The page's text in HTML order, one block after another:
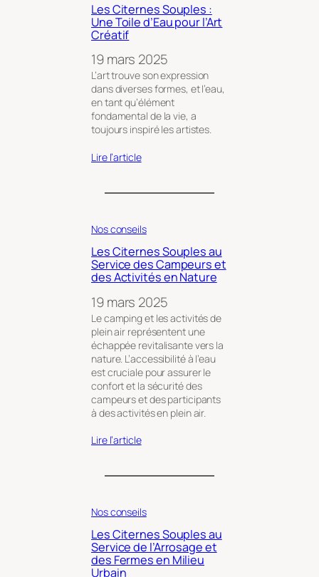
Les Citernes Souples :
Une Toile d’Eau pour l’Art
Créatif
19 mars 2025
L’art trouve son expression
dans diverses formes, et l’eau,
en tant qu’élément
fondamental de la vie, a
toujours inspiré les artistes.
Lire l’article
Nos conseils
Les Citernes Souples au
Service des Campeurs et
des Activités en Nature
19 mars 2025
Le camping et les activités de
plein air représentent une
échappée revitalisante vers la
nature. L’accessibilité à l’eau
est cruciale pour assurer le
confort et la sécurité des
campeurs et des participants
à des activités en plein air.
Lire l’article
Nos conseils
Les Citernes Souples au
Service de l’Arrosage et
des Fermes en Milieu
Urbain